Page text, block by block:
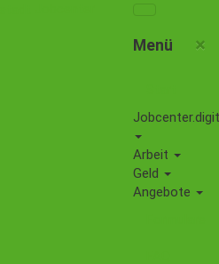
×
Menü
Arbeit
Geld
Angebote